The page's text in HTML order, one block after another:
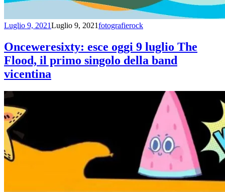
Luglio 9, 2021Luglio 9, 2021fotografierock
Onceweresixty: esce oggi 9 luglio The
Flood, il primo singolo della band
vicentina